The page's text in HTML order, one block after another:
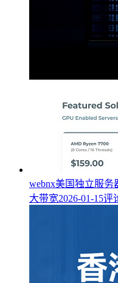
webnx美国独立服务
大带宽2026-01-15评